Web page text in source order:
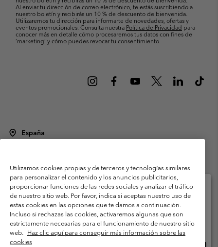
Al enviar tu dirección de correo electrónico, te estás suscribiendo a
nuestro boletín y recibirás un 10 % de descuento de bienvenida.
Utilizaremos tu dirección para informarte de novedades, ofertas y
eventos promocionales. Consulta nuestra Política de Privacidad para
conocer más en detalle cómo procesaremos tus datos con fines de
’marketing’ y cómo puedes revocar tu consentimiento.
España
Condiciones de uso
Terminos de Venta
Garantía
Política de Privacidad
Términos y condiciones del programa de miembros
Términos De Uso Del Contenido Generado Por Los Usuarios
Impressum
Cookies Public CBCR
Utilizamos cookies propias y de terceros y tecnologías similares
para personalizar el contenido y los anuncios publicitarios,
proporcionar funciones de las redes sociales y analizar el tráfico
de nuestro sitio web. Por favor, indica si aceptas nuestro uso de
estas cookies en las opciones que te damos a continuación.
Incluso si rechazas las cookies, activaremos algunas que son
estrictamente necesarias para el funcionamiento de nuestro sitio
web. Haz clic aquí para conseguir más información sobre las
cookies
Selecciona tu país e idioma envío
Compras en línea disponibles